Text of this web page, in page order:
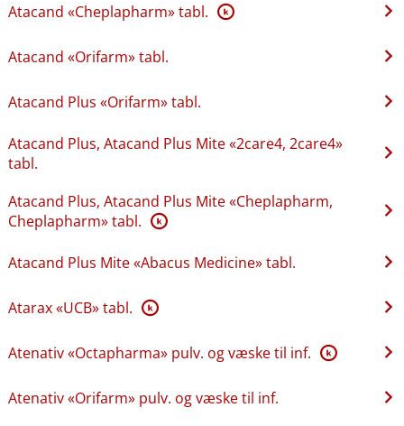
Atacand «Cheplapharm» tabl. K
Atacand «Orifarm» tabl.
Atacand Plus «Orifarm» tabl.
Atacand Plus, Atacand Plus Mite «2care4, 2care4»
tabl.
Atacand Plus, Atacand Plus Mite «Cheplapharm,
Cheplapharm» tabl. K
Atacand Plus Mite «Abacus Medicine» tabl.
Atarax «UCB» tabl. K
Atenativ «Octapharma» pulv. og væske til inf. K
Atenativ «Orifarm» pulv. og væske til inf.